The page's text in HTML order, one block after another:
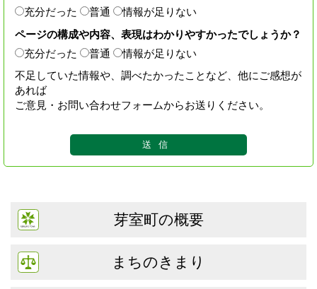
充分だった
普通
情報が足りない
ページの構成や内容、表現はわかりやすかったでしょうか？
充分だった
普通
情報が足りない
不足していた情報や、調べたかったことなど、他にご感想が
あれば
ご意見・お問い合わせフォームからお送りください。
芽室町の概要
まちのきまり